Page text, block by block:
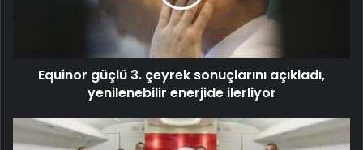
Equinor güçlü 3. çeyrek sonuçlarını açıkladı,
yenilenebilir enerjide ilerliyor